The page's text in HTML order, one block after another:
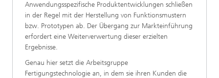
Anwendungsspezifische Produktentwicklungen schließen
in der Regel mit der Herstellung von Funktionsmustern
bzw. Prototypen ab. Der Übergang zur Markteinführung
erfordert eine Weiterverwertung dieser erzielten
Ergebnisse.
Genau hier setzt die Arbeitsgruppe
Fertigungstechnologie an, in dem sie ihren Kunden die